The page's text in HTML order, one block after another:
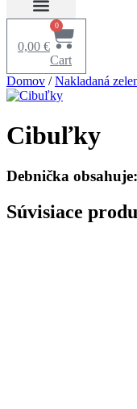
0,00 €
0
Cart
Domov /Nakladaná
Cibuľky
Debnička obsahuje:
Súvisiace